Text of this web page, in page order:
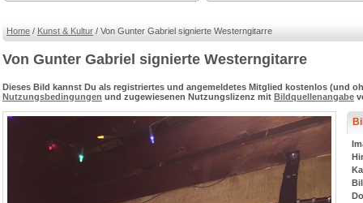
Home / Kunst & Kultur / Von Gunter Gabriel signierte Westerngitarre
Von Gunter Gabriel signierte Westerngitarre
Dieses Bild kannst Du als registriertes und angemeldetes Mitglied kostenlos (und
Nutzungsbedingungen und zugewiesenen Nutzungslizenz mit Bildquellenangabe